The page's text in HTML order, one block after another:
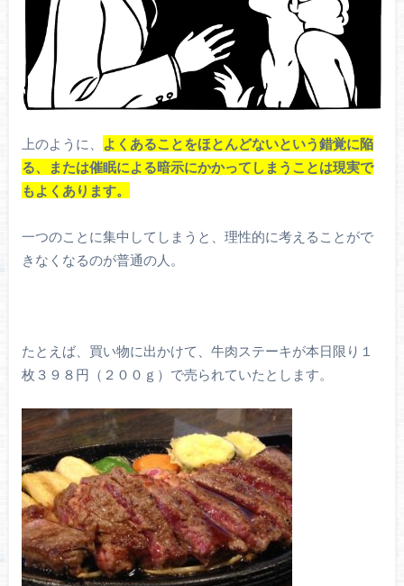
上のように、
よくあることをほとんどないという錯覚に陥
る、または催眠による暗示にかかってしまうことは現実で
もよくあります。
一つのことに集中してしまうと、理性的に考えることがで
きなくなるのが普通の人。
たとえば、買い物に出かけて、牛肉ステーキが本日限り１
枚３９８円（２００ｇ）で売られていたとします。